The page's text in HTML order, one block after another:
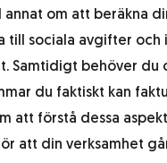
annat om att beräkna
till sociala avgifter och
Samtidigt behöver du
du faktiskt kan
att förstå dessa
att din verksamhet